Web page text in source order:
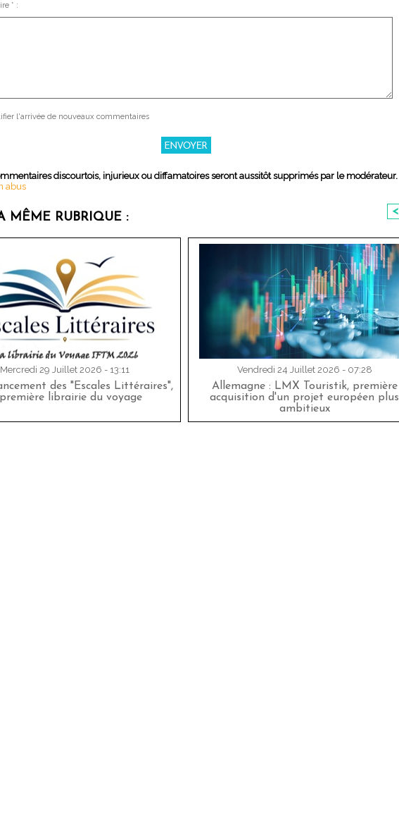
* :
l'arrivée de nouveaux commentaires
discourtois, injurieux ou diffamatoires seront aussitôt supprimés par le modérateur.
abus
MÊME RUBRIQUE : <
Mercredi 29 Juillet 2026 - 13:11
des "Escales Littéraires",
librairie du voyage
Vendredi 24 Juillet 2026 - 07:28
Allemagne : LMX Touristik, première
acquisition d'un projet européen plus
ambitieux